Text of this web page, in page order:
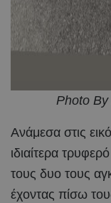
Photo
Ανάμεσα στις
ιδιαίτερα
τους δυο τους
έχοντας πίσω